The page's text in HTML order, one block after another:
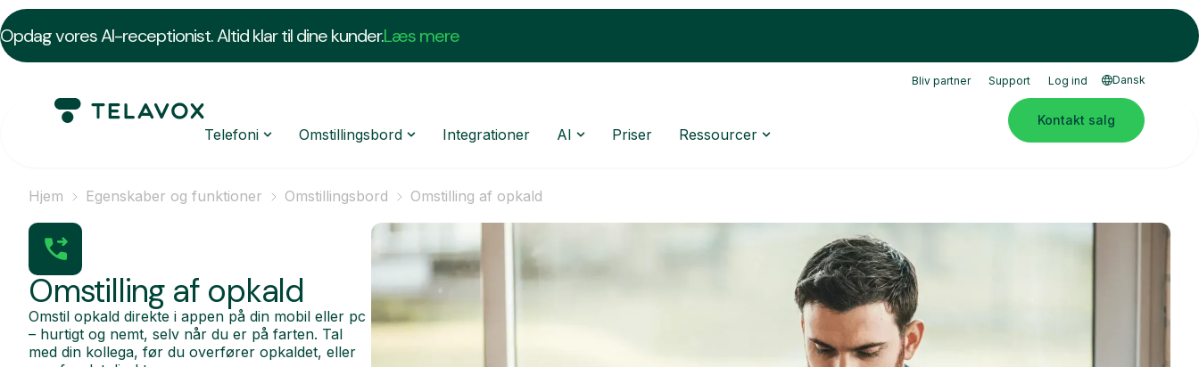
Opdag vores AI-receptionist. Altid klar til dine kunder.Læs mere
Bliv partner Support Log ind Dansk
Telefoni Omstillingsbord Integrationer AI Priser Ressourcer
Kontakt salg
Hjem Egenskaber og funktioner Omstillingsbord Omstilling af opkald
Omstilling af opkald
Omstil opkald direkte i appen på din mobil eller pc
– hurtigt og nemt, selv når du er på farten. Tal
med din kollega, før du overfører opkaldet, eller